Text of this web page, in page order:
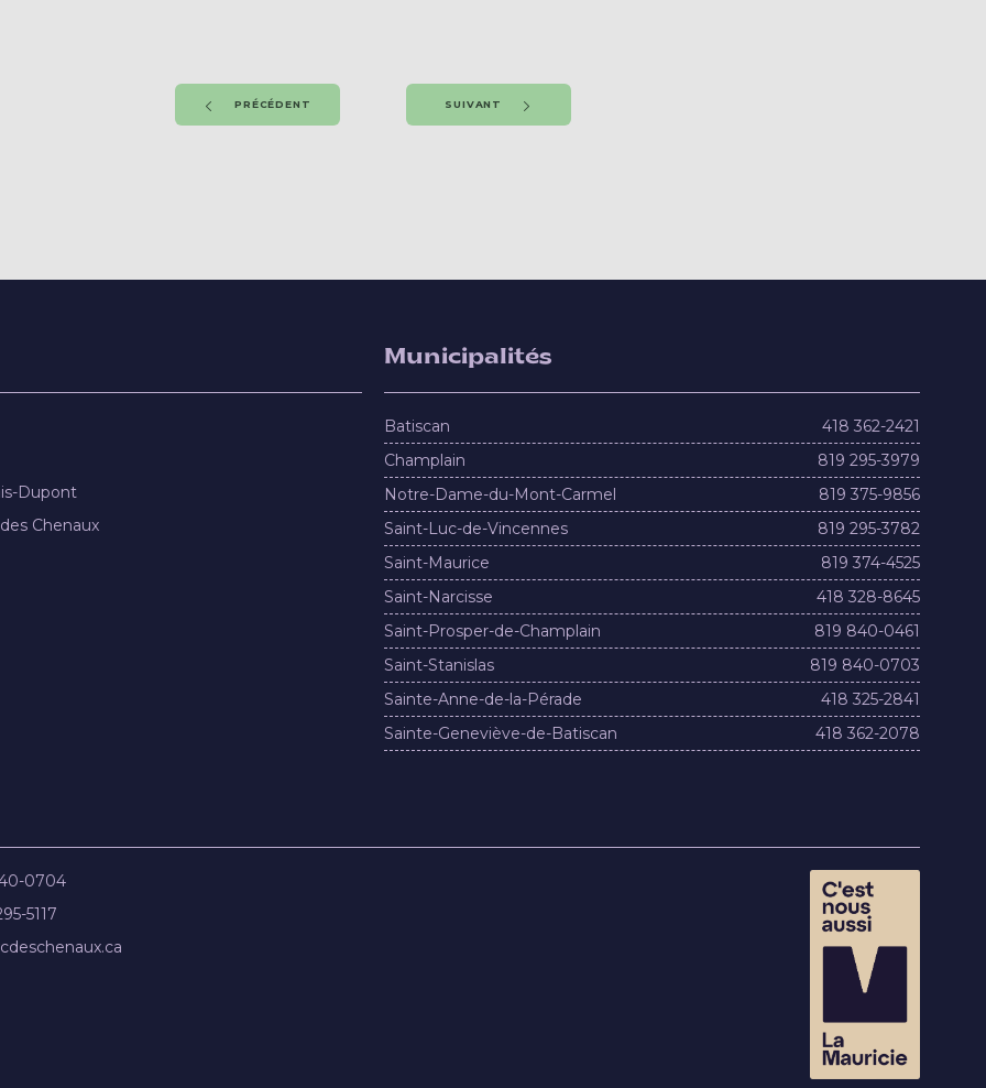
PRÉCÉDENT SUIVANT
Dupont
Chenaux
Municipalités
Batiscan
418 362-2421
Champlain
819 295-3979
Notre-Dame-du-Mont-Carmel
819 375-9856
Saint-Luc-de-Vincennes
819 295-3782
Saint-Maurice
819 374-4525
Saint-Narcisse
418 328-8645
Saint-Prosper-de-Champlain
819 840-0461
Saint-Stanislas
819 840-0703
Sainte-Anne-de-la-Pérade
418 325-2841
Sainte-Geneviève-de-Batiscan
418 362-2078
0704
5117